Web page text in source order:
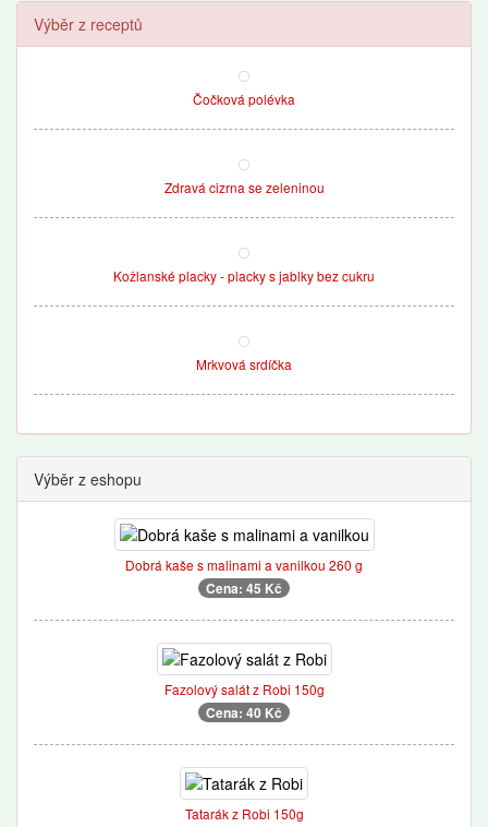
Výběr z receptů
Čočková polévka
Zdravá cizrna se zeleninou
Kožlanské placky - placky s jablky bez cukru
Mrkvová srdíčka
Výběr z eshopu
Dobrá kaše s malinami a vanilkou 260 g
Cena: 45 Kč
Fazolový salát z Robi 150g
Cena: 40 Kč
Tatarák z Robi 150g